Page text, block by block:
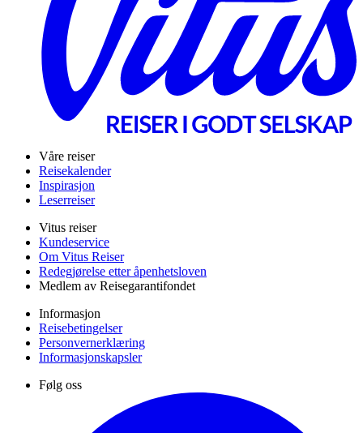
Våre reiser
Reisekalender
Inspirasjon
Leserreiser
Vitus reiser
Kundeservice
Om Vitus Reiser
Redegjørelse etter åpenhetsloven
Medlem av Reisegarantifondet
Informasjon
Reisebetingelser
Personvernerklæring
Informasjonskapsler
Følg oss